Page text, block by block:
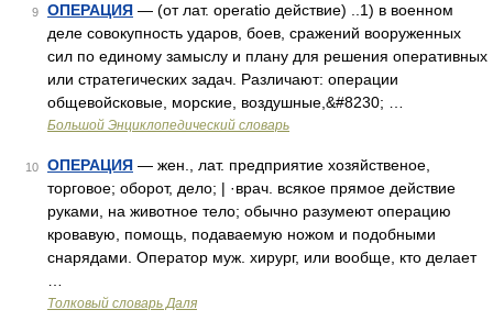
9 ОПЕРАЦИЯ — (от лат. operatio действие) ..1) в военном
деле совокупность ударов, боев, сражений вооруженных
сил по единому замыслу и плану для решения оперативных
или стратегических задач. Различают: операции
общевойсковые, морские, воздушные,&#8230; …
Большой Энциклопедический словарь
10 ОПЕРАЦИЯ — жен., лат. предприятие хозяйственое,
торговое; оборот, дело; | ·врач. всякое прямое действие
руками, на животное тело; обычно разумеют операцию
кровавую, помощь, подаваемую ножом и подобными
снарядами. Оператор муж. хирург, или вообще, кто делает
Толковый словарь Даля